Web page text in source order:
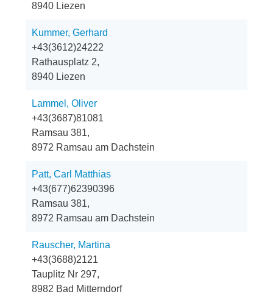
8940 Liezen
Kummer, Gerhard
+43(3612)24222
Rathausplatz 2,
8940 Liezen
Lammel, Oliver
+43(3687)81081
Ramsau 381,
8972 Ramsau am Dachstein
Patt, Carl Matthias
+43(677)62390396
Ramsau 381,
8972 Ramsau am Dachstein
Rauscher, Martina
+43(3688)2121
Tauplitz Nr 297,
8982 Bad Mitterndorf